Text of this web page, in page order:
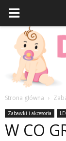
Strona główna
Zabawki i akcesoria
W CO